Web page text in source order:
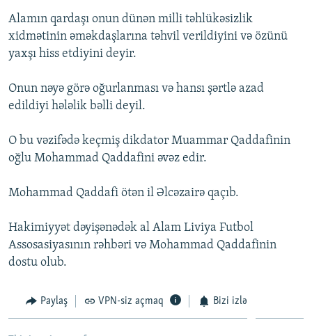
FOTOQALEREYA
İNFOQRAFIKA
KARIKATURA
AZƏRBAYCAN ƏDƏBIYYATI KITABXANASI
İSLAM VƏ DEMOKRATIYA
İZ - MƏDƏNIYYƏT PROQRAMI
HAQQIMIZDA
MISSIYAMIZ
PEŞƏ ETIKASI VƏ JURNALISTIKA STANDARTLARIMIZ
MATERIALLARIMIZDAN ISTIFADƏ
AZADLIQRADIOSU MOBIL TELEFONUNUZDA
BIZIMLƏ ƏLAQƏ
XƏBƏR BÜLLETENLƏRIMIZ
BIZI IZLƏ
RFE/RL-in bütün saytları
Alamın qardaşı onun dünən milli təhlükəsizlik
xidmətinin əməkdaşlarına təhvil verildiyini və özünü
yaxşı hiss etdiyini deyir.
Onun nəyə görə oğurlanması və hansı şərtlə azad
edildiyi hələlik bəlli deyil.
O bu vəzifədə keçmiş dikdator Muammar Qaddafinin
oğlu Mohammad Qaddafini əvəz edir.
Mohammad Qaddafi ötən il Əlcəzairə qaçıb.
Hakimiyyət dəyişənədək al Alam Liviya Futbol
Assosasiyasının rəhbəri və Mohammad Qaddafinin
dostu olub.
Paylaş VPN-siz açmaq Bizi izlə